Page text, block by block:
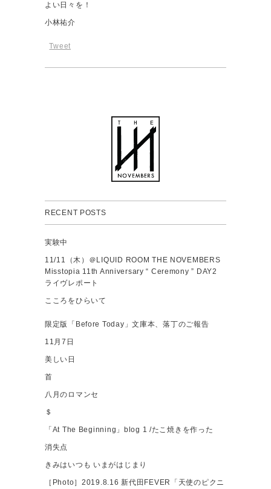
よい日々を！
小林祐介
Tweet
RECENT POSTS
実験中
11/11（木）＠LIQUID ROOM THE NOVEMBERS
Misstopia 11th Anniversary “ Ceremony ” DAY2
ライヴレポート
こころをひらいて
限定版「Before Today」文庫本、落丁のご報告
11月7日
美しい日
首
八月のロマンセ
＄
「At The Beginning」blog 1 /たこ焼きを作った
消失点
きみはいつも いまがはじまり
［Photo］2019.8.16 新代田FEVER「天使のピクニ